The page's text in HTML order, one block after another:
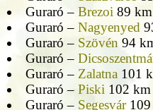
Guraró – Brezoi89 km
Guraró – Nagyenyed
Guraró – Szövén94
Guraró –
Guraró – Zalatna101
Guraró – Piski102 km
Guraró – Segesvár109